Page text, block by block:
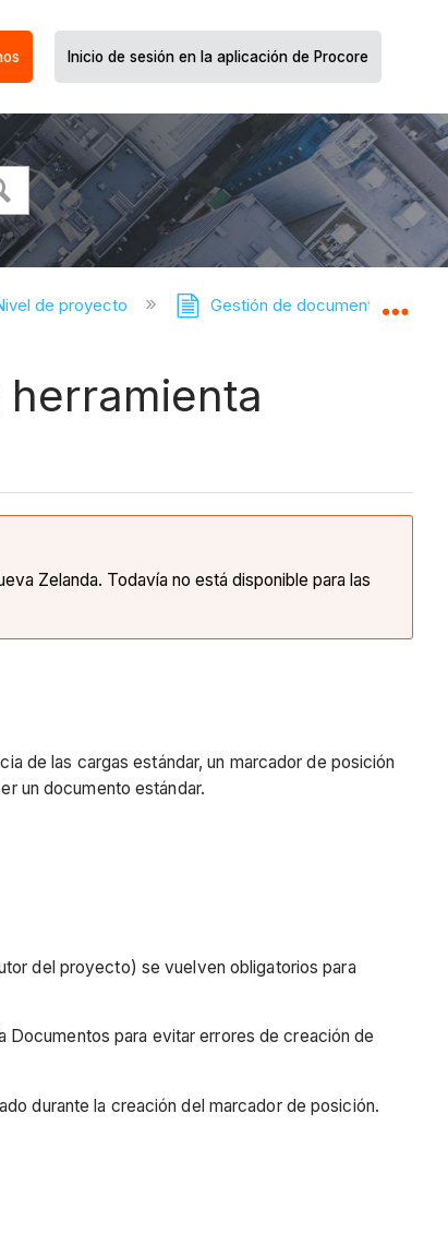
Inicio de sesión en la aplicación de Procore
de proyecto Gestión de documentos
Zelanda. Todavía no está disponible para las
de las cargas estándar, un marcador de posición
un documento estándar.
del proyecto) se vuelven obligatorios para
Documentos para evitar errores de creación de
durante la creación del marcador de posición.